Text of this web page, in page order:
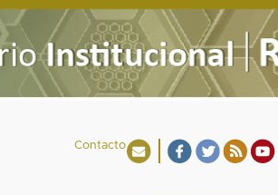
Contacto